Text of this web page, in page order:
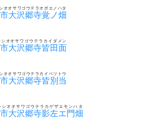
大沢郷寺覚ノ畑
オオサワゴウテラオボエノハタ
大沢郷寺皆田面
オオサワゴウテラカイダメン
大沢郷寺皆別当
オオサワゴウテラカイベツトウ
大沢郷寺影左エ門畑
シオオサワゴウテラカゲザエモンハタ